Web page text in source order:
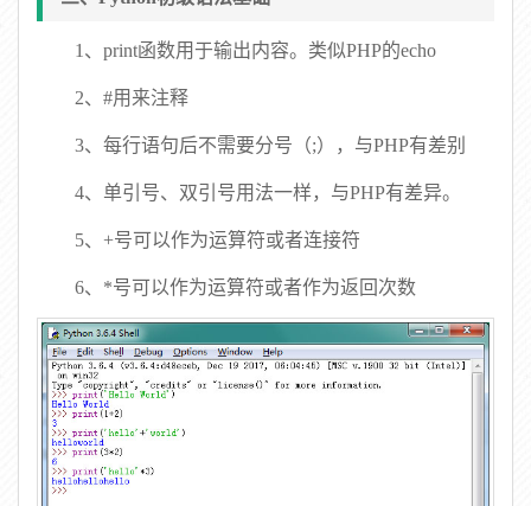
1、print函数用于输出内容。类似PHP的echo
2、#用来注释
3、每行语句后不需要分号（;），与PHP有差别
4、单引号、双引号用法一样，与PHP有差异。
5、+号可以作为运算符或者连接符
6、*号可以作为运算符或者作为返回次数